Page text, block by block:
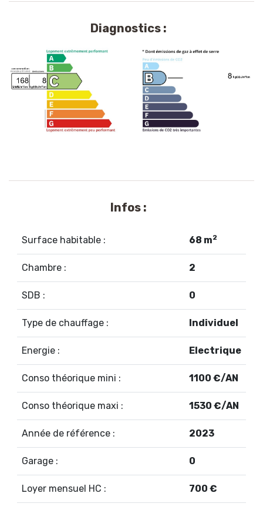
Diagnostics :
Infos :
Surface habitable : 68 m2
Chambre : 2
SDB : 0
Type de chauffage : Individuel
Energie : Electrique
Conso théorique mini : 1100 €/AN
Conso théorique maxi : 1530 €/AN
Année de référence : 2023
Garage : 0
Loyer mensuel HC : 700 €